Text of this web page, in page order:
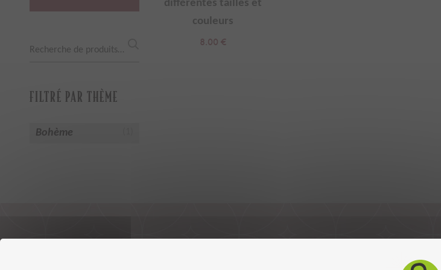
différentes tailles et
couleurs
8.00 €
Recherche
FILTRÉ PAR THÈME
Bohème